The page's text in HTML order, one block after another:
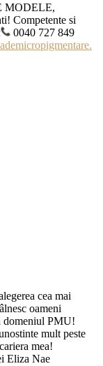
MODELE,
Competente si
0040 727 849
cea mai
oameni
domeniul PMU!
mult peste
mea!
Eliza Nae